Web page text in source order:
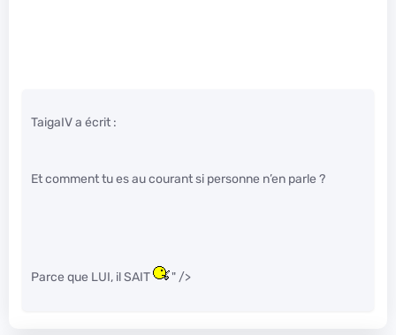
TaigaIV a écrit :
Et comment tu es au courant si personne n’en parle ?
Parce que LUI, il SAIT " />